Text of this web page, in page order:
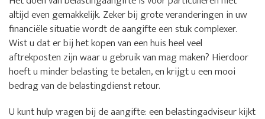
altijd even gemakkelijk. Zeker bij grote veranderingen in uw
financiële situatie wordt de aangifte een stuk complexer.
Wist u dat er bij het kopen van een huis heel veel
aftrekposten zijn waar u gebruik van mag maken? Hierdoor
hoeft u minder belasting te betalen, en krijgt u een mooi
bedrag van de belastingdienst retour.
U kunt hulp vragen bij de aangifte: een belastingadviseur kijkt